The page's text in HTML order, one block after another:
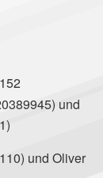
und
und Oliver